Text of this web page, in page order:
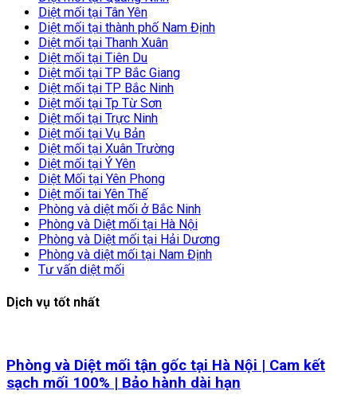
Diệt mối tại Tân Yên
Diệt mối tại thành phố Nam Định
Diệt mối tại Thanh Xuân
Diệt mối tại Tiên Du
Diệt mối tại TP Bắc Giang
Diệt mối tại TP Bắc Ninh
Diệt mối tại Tp Từ Sơn
Diệt mối tại Trực Ninh
Diệt mối tại Vụ Bản
Diệt mối tại Xuân Trường
Diệt mối tại Ý Yên
Diệt Mối tại Yên Phong
Diệt mối tai Yên Thế
Phòng và diệt mối ở Bắc Ninh
Phòng và Diệt mối tại Hà Nội
Phòng và Diệt mối tại Hải Dương
Phòng và diệt mối tại Nam Định
Tư vấn diệt mối
Dịch vụ tốt nhất
Phòng và Diệt mối tận gốc tại Hà Nội | Cam kết
sạch mối 100% | Bảo hành dài hạn